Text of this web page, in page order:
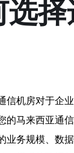
选
机房对于企
马来西亚通
业务规模、数